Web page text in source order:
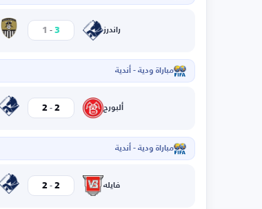
راندرز 3
-
1
مباراة ودية - أندية
ألبورج 2
-
2
مباراة ودية - أندية
فايله 2
-
2